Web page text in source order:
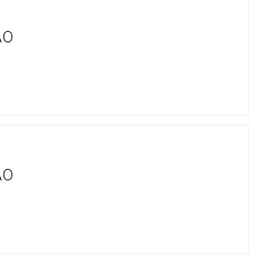
του με άλλο μέγεθος ή άλλο
για την επιστροφή του
καμία φθορά σε αυτό.